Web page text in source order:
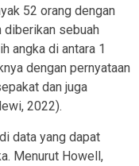
52 orang dengan
diberikan sebuah
angka di antara 1
dengan pernyataan
dan juga
2022).
data yang dapat
Menurut Howell,